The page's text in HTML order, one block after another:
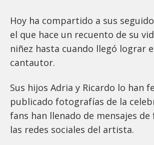
Hoy ha compartido a sus
el que hace un recuento de su
niñez hasta cuando llegó lograr
cantautor.
Sus hijos Adria y Ricardo lo han
publicado fotografías de la
fans han llenado de mensajes
las redes sociales del artista.